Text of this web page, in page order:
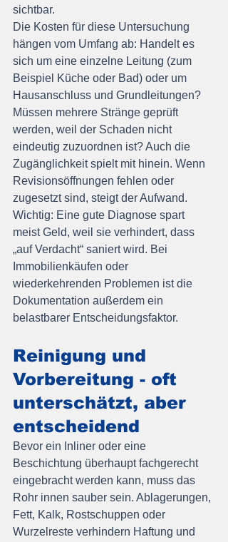
sichtbar.
Die Kosten für diese Untersuchung
hängen vom Umfang ab: Handelt es
sich um eine einzelne Leitung (zum
Beispiel Küche oder Bad) oder um
Hausanschluss und Grundleitungen?
Müssen mehrere Stränge geprüft
werden, weil der Schaden nicht
eindeutig zuzuordnen ist? Auch die
Zugänglichkeit spielt mit hinein. Wenn
Revisionsöffnungen fehlen oder
zugesetzt sind, steigt der Aufwand.
Wichtig: Eine gute Diagnose spart
meist Geld, weil sie verhindert, dass
„auf Verdacht“ saniert wird. Bei
Immobilienkäufen oder
wiederkehrenden Problemen ist die
Dokumentation außerdem ein
belastbarer Entscheidungsfaktor.
Reinigung und
Vorbereitung - oft
unterschätzt, aber
entscheidend
Bevor ein Inliner oder eine
Beschichtung überhaupt fachgerecht
eingebracht werden kann, muss das
Rohr innen sauber sein. Ablagerungen,
Fett, Kalk, Rostschuppen oder
Wurzelreste verhindern Haftung und